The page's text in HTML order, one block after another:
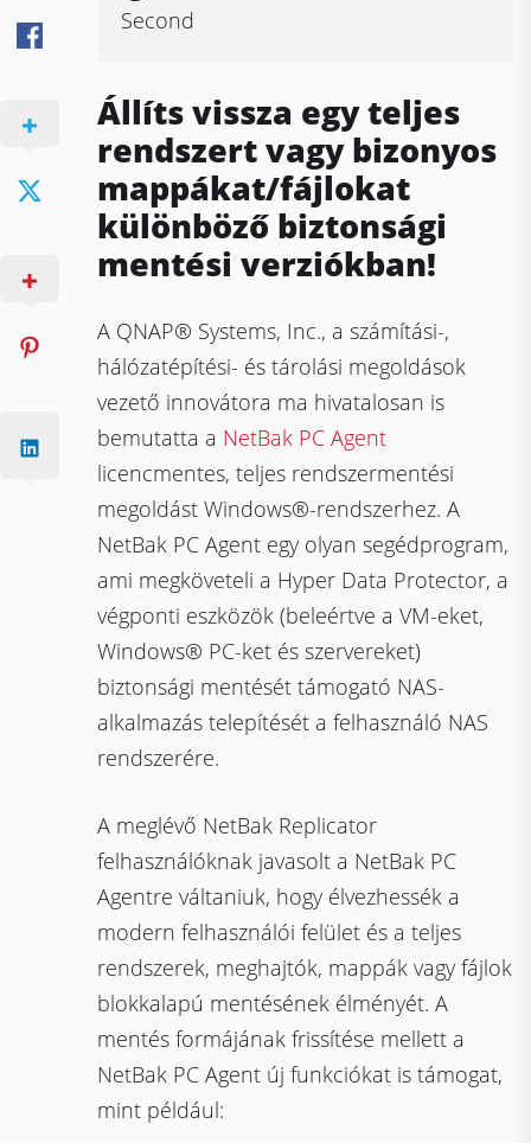
Second
Állíts vissza egy teljes
rendszert vagy bizonyos
mappákat/fájlokat
különböző biztonsági
mentési verziókban!
A QNAP® Systems, Inc., a számítási-,
hálózatépítési- és tárolási megoldások
vezető innovátora ma hivatalosan is
bemutatta a NetBak PC Agent
licencmentes, teljes rendszermentési
megoldást Windows®-rendszerhez. A
NetBak PC Agent egy olyan segédprogram,
ami megköveteli a Hyper Data Protector, a
végponti eszközök (beleértve a VM-eket,
Windows® PC-ket és szervereket)
biztonsági mentését támogató NAS-
alkalmazás telepítését a felhasználó NAS
rendszerére.
A meglévő NetBak Replicator
felhasználóknak javasolt a NetBak PC
Agentre váltaniuk, hogy élvezhessék a
modern felhasználói felület és a teljes
rendszerek, meghajtók, mappák vagy fájlok
blokkalapú mentésének élményét. A
mentés formájának frissítése mellett a
NetBak PC Agent új funkciókat is támogat,
mint például: